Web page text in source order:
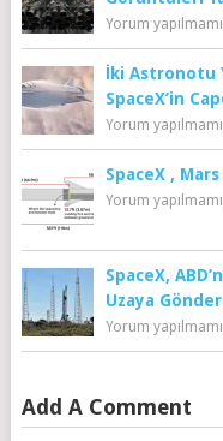
Yorum
İki Astronotu
SpaceX’in
Yorum
SpaceX ,
Yorum
SpaceX,
Uzaya
Yorum
Add A Comment